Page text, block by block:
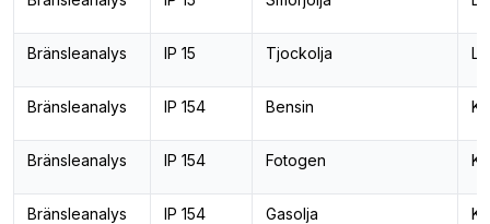
Bränsleanalys IP 15 Tjockolja
Bränsleanalys IP 154 Bensin
Bränsleanalys IP 154 Fotogen
Bränsleanalys IP 154 Gasolja